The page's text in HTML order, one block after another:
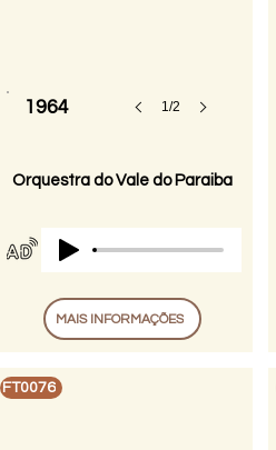
1964 1/2
Orquestra do Vale do Paraiba
MAIS INFORMAÇÕES
FT0076